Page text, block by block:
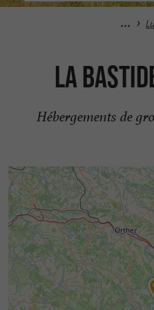
La
Hébergements de